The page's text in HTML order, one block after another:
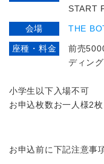
START
会場 THE
座種・料金
前売
ディン
小学生以下入場不可
お申込枚数お一人様2
お申込前に下記注意事